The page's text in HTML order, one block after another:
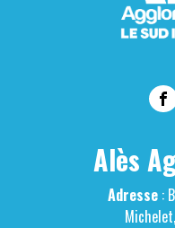
Alès
Adresse :